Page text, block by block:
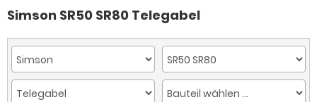
Simson SR50 SR80 Telegabel